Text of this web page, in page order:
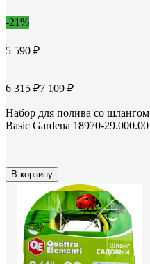
-21%
5 590 ₽
6 315 ₽7 109 ₽
Набор для полива со шлангом
Basic Gardena 18970-29.000.00
В корзину